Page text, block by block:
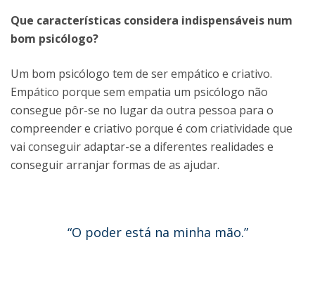
Que características considera indispensáveis num
bom psicólogo?
Um bom psicólogo tem de ser empático e criativo.
Empático porque sem empatia um psicólogo não
consegue pôr-se no lugar da outra pessoa para o
compreender e criativo porque é com criatividade que
vai conseguir adaptar-se a diferentes realidades e
conseguir arranjar formas de as ajudar.
“O poder está na minha mão.”